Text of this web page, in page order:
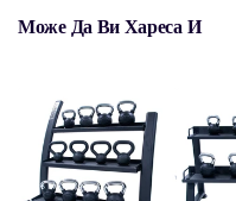
Може Да Ви Хареса И